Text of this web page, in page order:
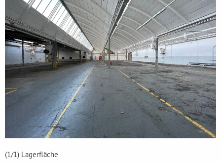
(1/1) Lagerfläche